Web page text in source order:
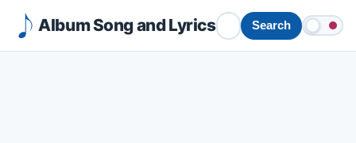
Album Song and Lyrics Search